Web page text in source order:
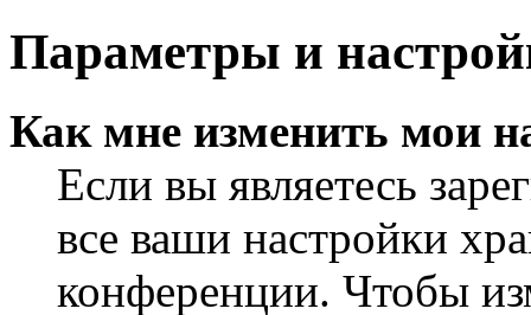
Параметры и
Как мне изменить мои
Если вы являетесь
все ваши настройки
конференции. Чтобы